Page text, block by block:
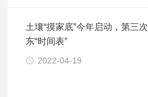
土壤“摸家底”今年启动，第三
东“时间表”
2022-04-19